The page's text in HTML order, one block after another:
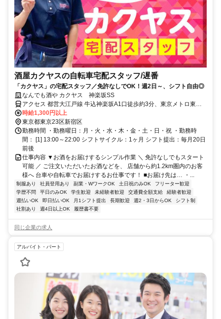
酒屋カクヤスの自転車宅配スタッフ/遅番
「カクヤス」の宅配スタッフ／免許なしでOK！週2日～、シフト自由◎
なんでも酒や カクヤス 神楽坂SS
アクセス 都営大江戸線 牛込神楽坂A1口徒歩約3分、東京メトロ東西
線/ＪＲ中央本線 神楽坂2番口徒歩約9分、東京メトロ有楽町線 市ヶ谷
5番口徒歩約12分 ※マイカー（車・バイク）通勤不可
時給1,300円以上
東京都東京23区新宿区
勤務時間 ・勤務曜日：月・火・水・木・金・土・日・祝 ・勤務時
間： [1] 13:00～22:00 シフトサイクル：1ヶ月 シフト提出：毎月20日
前後
仕事内容 ▼お酒をお届けするシンプル作業 ＼ 免許なしでもスタート
可能 ／ ご注文いただいたお酒などを、 店舗から約1.2km圏内のお客
様へ 台車や自転車でお届けするお仕事です！ ■お届け先は… ・...
制服あり 社員登用あり 副業・WワークOK 土日祝のみOK
フリーター歓迎
学歴不問
平日のみOK 学生歓迎 未経験者歓迎 交通費全額支給
経験者歓迎
週払いOK
即日払いOK 月1シフト提出 長期歓迎 週2・3日からOK
シフト制
社割あり
週4日以上OK 履歴書不要
同じ企業の求人
アルバイト・パート